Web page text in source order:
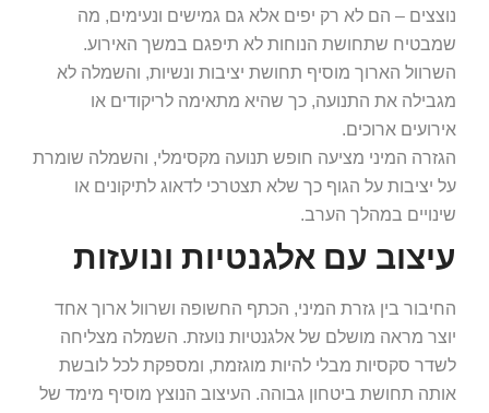
נוצצים – הם לא רק יפים אלא גם גמישים ונעימים, מה
שמבטיח שתחושת הנוחות לא תיפגם במשך האירוע.
השרוול הארוך מוסיף תחושת יציבות ונשיות, והשמלה לא
מגבילה את התנועה, כך שהיא מתאימה לריקודים או
אירועים ארוכים.
הגזרה המיני מציעה חופש תנועה מקסימלי, והשמלה שומרת
על יציבות על הגוף כך שלא תצטרכי לדאוג לתיקונים או
שינויים במהלך הערב.
עיצוב עם אלגנטיות ונועזות
החיבור בין גזרת המיני, הכתף החשופה ושרוול ארוך אחד
יוצר מראה מושלם של אלגנטיות נועזת. השמלה מצליחה
לשדר סקסיות מבלי להיות מוגזמת, ומספקת לכל לובשת
אותה תחושת ביטחון גבוהה. העיצוב הנוצץ מוסיף מימד של